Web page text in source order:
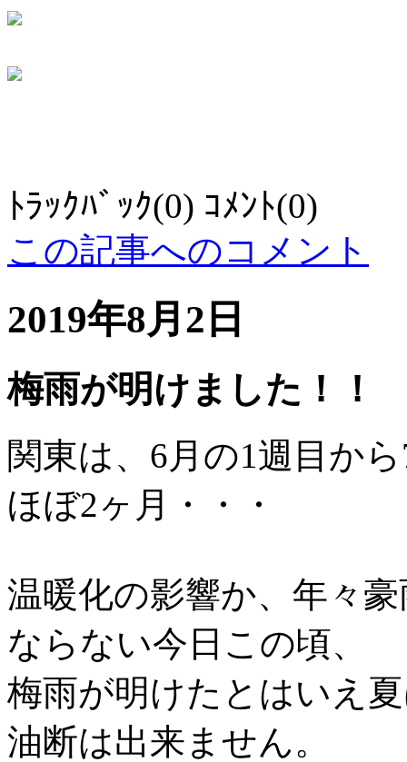
ﾄﾗｯｸﾊﾞｯｸ(0) ｺﾒﾝﾄ(0)
この記事へのコメント
2019年8月2日
梅雨が明けました！！
関東は、6月の1週目か
ほぼ2ヶ月・・・
温暖化の影響か、年々
ならない今日この頃、
梅雨が明けたとはいえ
油断は出来ません。